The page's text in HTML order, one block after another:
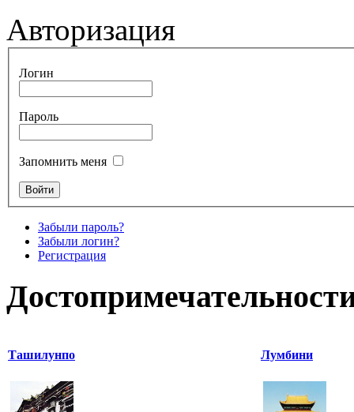
Авторизация
Логин
Пароль
Запомнить меня
Забыли пароль?
Забыли логин?
Регистрация
Ташилунпо Лумбини